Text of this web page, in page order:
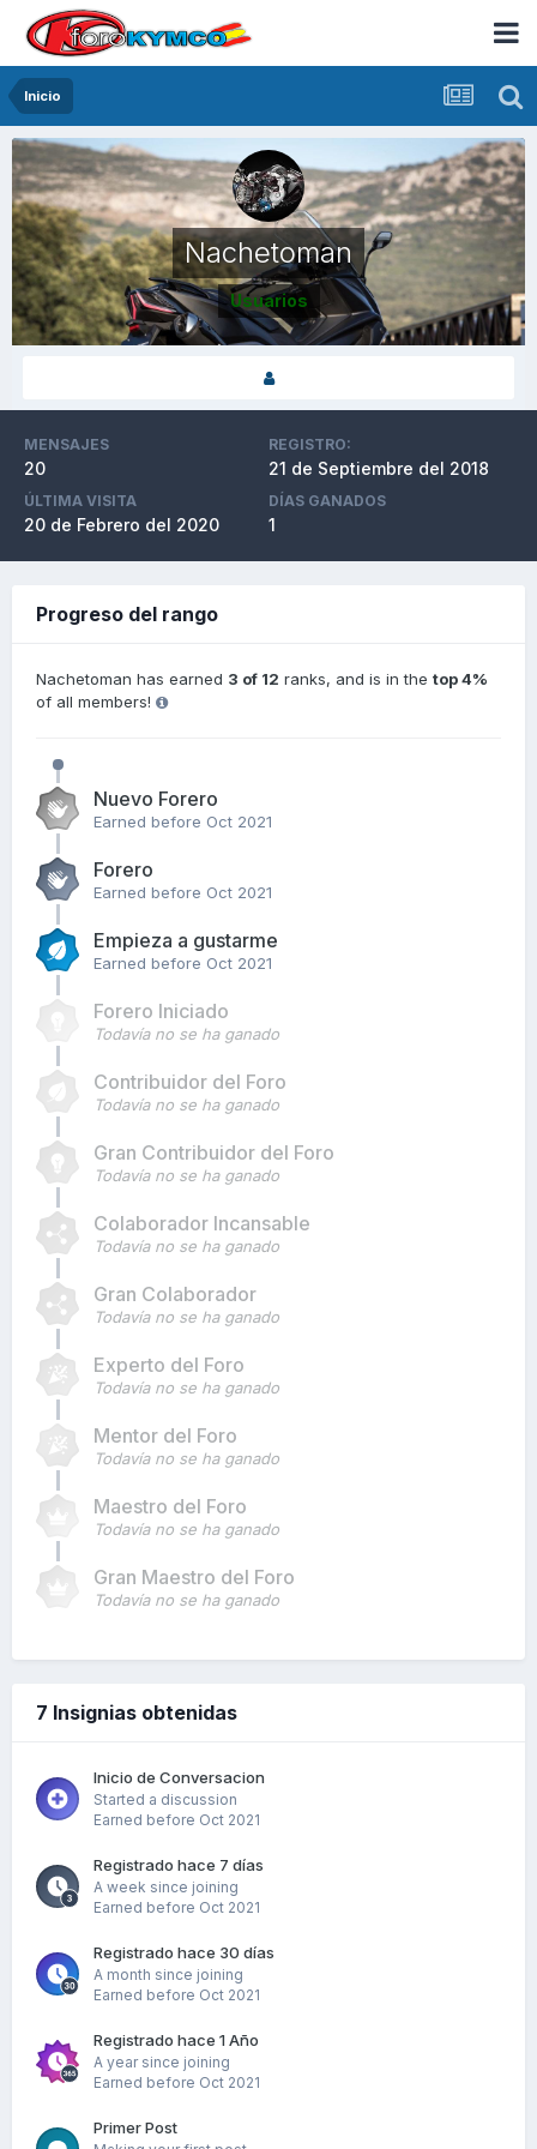
Inicio
Nachetoman
Usuarios
MENSAJES
20
REGISTRO:
21 de Septiembre del 2018
ÚLTIMA VISITA
20 de Febrero del 2020
DÍAS GANADOS
1
Progreso del rango
Nachetoman has earned 3 of 12 ranks, and is in the top 4%
of all members!
Nuevo Forero
Earned before Oct 2021
Forero
Earned before Oct 2021
Empieza a gustarme
Earned before Oct 2021
Forero Iniciado
Todavía no se ha ganado
Contribuidor del Foro
Todavía no se ha ganado
Gran Contribuidor del Foro
Todavía no se ha ganado
Colaborador Incansable
Todavía no se ha ganado
Gran Colaborador
Todavía no se ha ganado
Experto del Foro
Todavía no se ha ganado
Mentor del Foro
Todavía no se ha ganado
Maestro del Foro
Todavía no se ha ganado
Gran Maestro del Foro
Todavía no se ha ganado
7 Insignias obtenidas
Inicio de Conversacion
Started a discussion
Earned before Oct 2021
Registrado hace 7 días
A week since joining
Earned before Oct 2021
Registrado hace 30 días
A month since joining
Earned before Oct 2021
Registrado hace 1 Año
A year since joining
Earned before Oct 2021
Primer Post